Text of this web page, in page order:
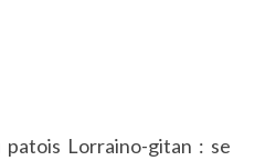
Lorraino-gitan : se